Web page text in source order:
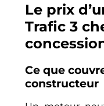
Le prix
Trafic 3
Ce que
constructeur